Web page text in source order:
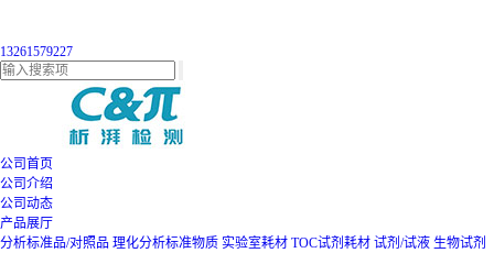
13261579227
公司首页
公司介绍
公司动态
产品展厅
分析标准品/对照品 理化分析标准物质 实验室耗材 TOC试剂耗材 试剂/试液 生物试剂